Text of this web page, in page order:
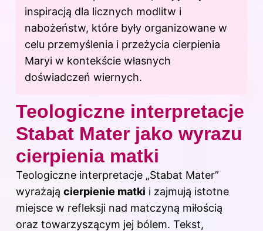
inspiracją dla licznych modlitw i
nabożeństw, które były organizowane w
celu przemyślenia i przeżycia cierpienia
Maryi w kontekście własnych
doświadczeń wiernych.
Teologiczne interpretacje
Stabat Mater jako wyrazu
cierpienia matki
Teologiczne interpretacje „Stabat Mater”
wyrażają cierpienie matki i zajmują istotne
miejsce w refleksji nad matczyną miłością
oraz towarzyszącym jej bólem. Tekst,